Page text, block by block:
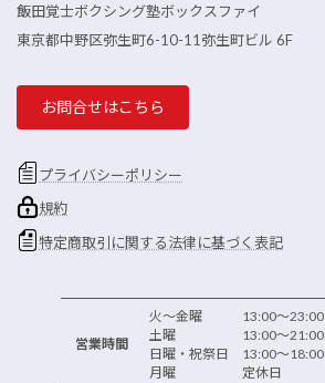
飯田覚士ボクシング塾ボックスファイ
東京都中野区弥生町6-10-11弥生町ビル 6F
お問合せはこちら
プライバシーポリシー
規約
特定商取引に関する法律に基づく表記
営業時間
火～金曜 13:00～23:00
土曜 13:00～21:00
日曜・祝祭日 13:00～18:00
月曜 定休日